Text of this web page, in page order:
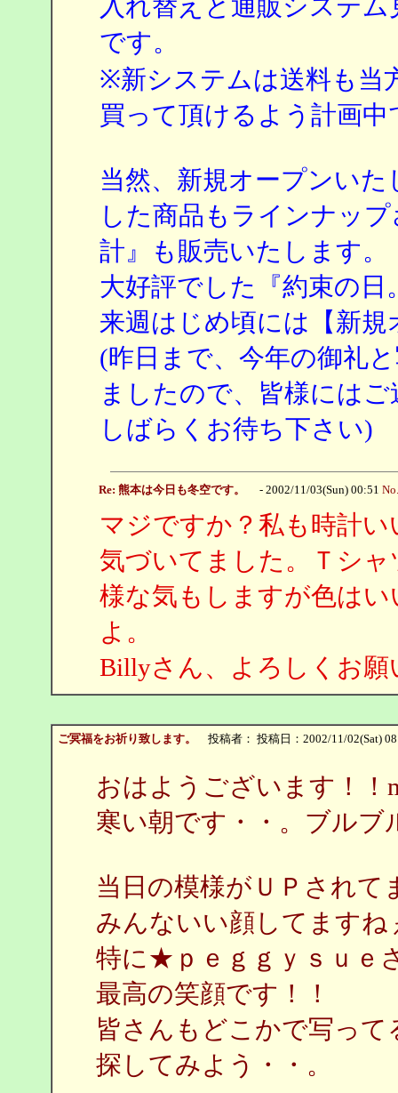
入れ替えと通販システ
です。
※新システムは送料も当
買って頂けるよう計画
当然、新規オープンい
した商品もラインナッ
計』も販売いたします。
大好評でした『約束の
来週はじめ頃には【新
(昨日まで、今年の御礼
ましたので、皆様には
しばらくお待ち下さい)
Re: 熊本は今日も冬空です。 - 2002/11/03(Sun) 00:51
マジですか？私も時計
気づいてました。Ｔシ
様な気もしますが色は
よ。
Billyさん、よろしくお願
ご冥福をお祈り致します。 投稿者： 投稿日：2002/11/02(Sat)
おはようございます！！
寒い朝です・・。ブルブ
当日の模様がＵＰされて
みんないい顔してますね
特に★ｐｅｇｇｙｓｕｅ
最高の笑顔です！！
皆さんもどこかで写って
探してみよう・・。